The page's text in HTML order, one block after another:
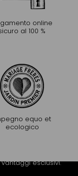
online
al 100 %
equo et
ecologico
esclusivi.